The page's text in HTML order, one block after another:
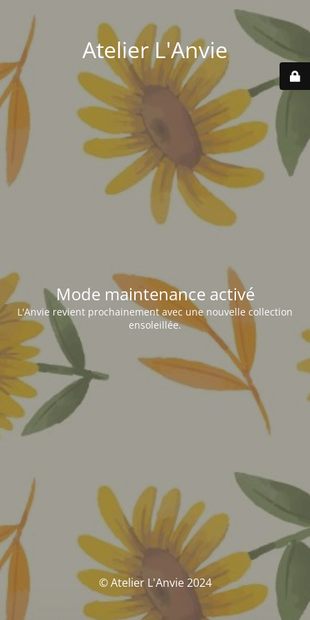
Atelier L'Anvie
Mode maintenance activé
L'Anvie revient prochainement avec une nouvelle collection
ensoleillée.
© Atelier L'Anvie 2024